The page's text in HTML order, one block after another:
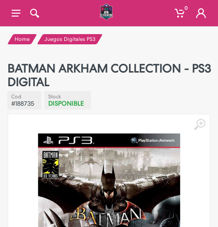
0
Home Juegos Digitales PS3
BATMAN ARKHAM COLLECTION - PS3
DIGITAL
Cod
#188735
Stock
DISPONIBLE